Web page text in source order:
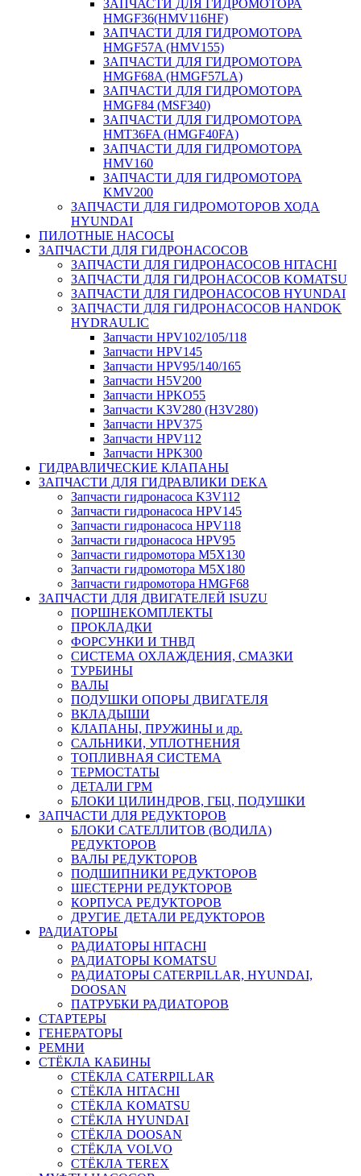
ЗАПЧАСТИ ДЛЯ ГИДРОМОТОРА
HMGF36(HMV116HF)
ЗАПЧАСТИ ДЛЯ ГИДРОМОТОРА
HMGF57A (HMV155)
ЗАПЧАСТИ ДЛЯ ГИДРОМОТОРА
HMGF68A (HMGF57LA)
ЗАПЧАСТИ ДЛЯ ГИДРОМОТОРА
HMGF84 (MSF340)
ЗАПЧАСТИ ДЛЯ ГИДРОМОТОРА
HMT36FA (HMGF40FA)
ЗАПЧАСТИ ДЛЯ ГИДРОМОТОРА
HMV160
ЗАПЧАСТИ ДЛЯ ГИДРОМОТОРА
KMV200
ЗАПЧАСТИ ДЛЯ ГИДРОМОТОРОВ ХОДА
HYUNDAI
ПИЛОТНЫЕ НАСОСЫ
ЗАПЧАСТИ ДЛЯ ГИДРОНАСОСОВ
ЗАПЧАСТИ ДЛЯ ГИДРОНАСОСОВ HITACHI
ЗАПЧАСТИ ДЛЯ ГИДРОНАСОСОВ KOMATSU
ЗАПЧАСТИ ДЛЯ ГИДРОНАСОСОВ HYUNDAI
ЗАПЧАСТИ ДЛЯ ГИДРОНАСОСОВ HANDOK
HYDRAULIC
Запчасти HPV102/105/118
Запчасти HPV145
Запчасти HPV95/140/165
Запчасти H5V200
Запчасти HPKO55
Запчасти K3V280 (H3V280)
Запчасти HPV375
Запчасти HPV112
Запчасти HPK300
ГИДРАВЛИЧЕСКИЕ КЛАПАНЫ
ЗАПЧАСТИ ДЛЯ ГИДРАВЛИКИ DEKA
Запчасти гидронасоса K3V112
Запчасти гидронасоса HPV145
Запчасти гидронасоса HPV118
Запчасти гидронасоса HPV95
Запчасти гидромотора M5X130
Запчасти гидромотора M5X180
Запчасти гидромотора HMGF68
ЗАПЧАСТИ ДЛЯ ДВИГАТЕЛЕЙ ISUZU
ПОРШНЕКОМПЛЕКТЫ
ПРОКЛАДКИ
ФОРСУНКИ И ТНВД
СИСТЕМА ОХЛАЖДЕНИЯ, СМАЗКИ
ТУРБИНЫ
ВАЛЫ
ПОДУШКИ ОПОРЫ ДВИГАТЕЛЯ
ВКЛАДЫШИ
КЛАПАНЫ, ПРУЖИНЫ и др.
САЛЬНИКИ, УПЛОТНЕНИЯ
ТОПЛИВНАЯ СИСТЕМА
ТЕРМОСТАТЫ
ДЕТАЛИ ГРМ
БЛОКИ ЦИЛИНДРОВ, ГБЦ, ПОДУШКИ
ЗАПЧАСТИ ДЛЯ РЕДУКТОРОВ
БЛОКИ САТЕЛЛИТОВ (ВОДИЛА)
РЕДУКТОРОВ
ВАЛЫ РЕДУКТОРОВ
ПОДШИПНИКИ РЕДУКТОРОВ
ШЕСТЕРНИ РЕДУКТОРОВ
КОРПУСА РЕДУКТОРОВ
ДРУГИЕ ДЕТАЛИ РЕДУКТОРОВ
РАДИАТОРЫ
РАДИАТОРЫ HITACHI
РАДИАТОРЫ KOMATSU
РАДИАТОРЫ CATERPILLAR, HYUNDAI,
DOOSAN
ПАТРУБКИ РАДИАТОРОВ
СТАРТЕРЫ
ГЕНЕРАТОРЫ
РЕМНИ
СТЁКЛА КАБИНЫ
СТЁКЛА CATERPILLAR
СТЁКЛА HITACHI
СТЁКЛА KOMATSU
СТЁКЛА HYUNDAI
СТЁКЛА DOOSAN
СТЁКЛА VOLVO
СТЁКЛА TEREX